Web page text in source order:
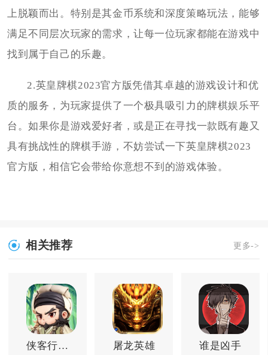
上脱颖而出。特别是其金币系统和深度策略玩法，能够
满足不同层次玩家的需求，让每一位玩家都能在游戏中
找到属于自己的乐趣。
2.英皇牌棋2023官方版凭借其卓越的游戏设计和优
质的服务，为玩家提供了一个极具吸引力的牌棋娱乐平
台。如果你是游戏爱好者，或是正在寻找一款既有趣又
具有挑战性的牌棋手游，不妨尝试一下英皇牌棋2023
官方版，相信它会带给你意想不到的游戏体验。
相关推荐 更多->
侠客行侠录 屠龙英雄 谁是凶手